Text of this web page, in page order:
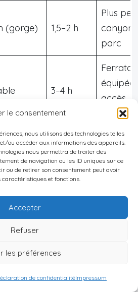
le consentement
nous utilisons des technologies telles
ou accéder aux informations des appareils.
nous permettra de traiter des
de navigation ou les ID uniques sur ce
ou de retirer son consentement peut avoir
et fonctions.
Accepter
Refuser
les préférences
de confidentialitéImpressum
(gorge) 1,5–2 h
Plus
canyon
parc
3–4 h
Ferrata
équipée,
accès
pour lagrotte de glace
au patrimoine mondial de
bien “Grottes du karst
slovaque”. Découverte en
depuis la fin du XIXᵉ siècle,
grottes d’Europe à
de 25 mètres, couvrent plus